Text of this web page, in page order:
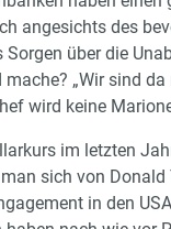
angesichts des
Sorgen über die
mache? „Wir sind
wird keine
im letzten
sich von
in den